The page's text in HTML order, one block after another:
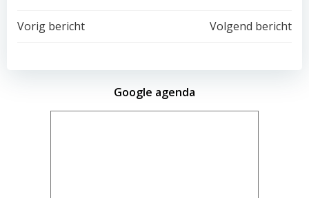
Vorig bericht Volgend bericht
Google agenda